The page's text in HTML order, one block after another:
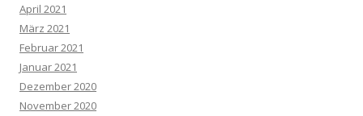
April 2021
März 2021
Februar 2021
Januar 2021
Dezember 2020
November 2020